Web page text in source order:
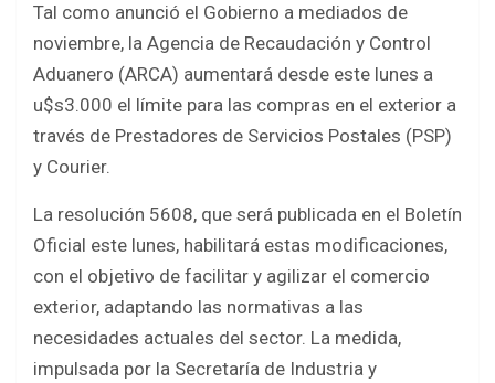
ce
b
o
o
k
tt
er
at
s
A
p
ar
e
Tal como anunció el Gobierno a mediados de
noviembre, la Agencia de Recaudación y Control
Aduanero (ARCA) aumentará desde este lunes a
u$s3.000 el límite para las compras en el exterior a
través de Prestadores de Servicios Postales (PSP)
y Courier.
La resolución 5608, que será publicada en el Boletín
Oficial este lunes, habilitará estas modificaciones,
con el objetivo de facilitar y agilizar el comercio
exterior, adaptando las normativas a las
necesidades actuales del sector. La medida,
impulsada por la Secretaría de Industria y